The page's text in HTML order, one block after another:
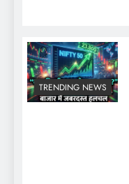
TRENDING NEWS